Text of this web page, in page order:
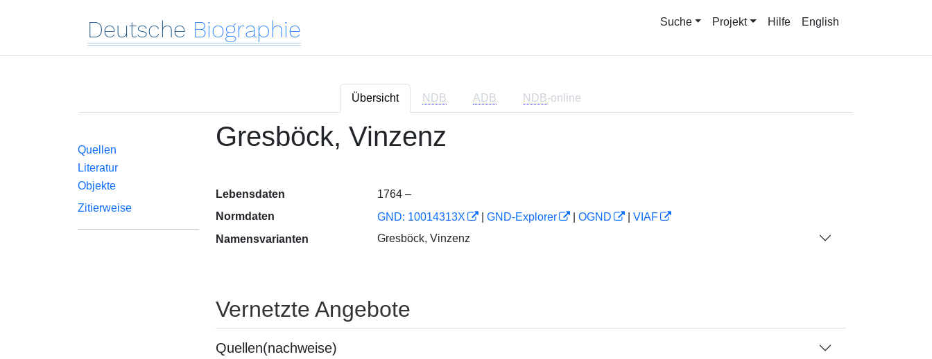
Deutsche Biographie Suche Projekt Hilfe English
Übersicht NDB ADB NDB-online
Quellen
Literatur
Objekte
Zitierweise
Gresböck, Vinzenz
Lebensdaten
1764 –
Normdaten
GND: 10014313X GND-Explorer OGND
VIAF
Namensvarianten
Gresböck, Vinzenz
Vernetzte Angebote
Quellen(nachweise)